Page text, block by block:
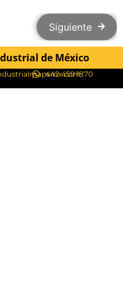
Siguiente
de México
442 459 1870